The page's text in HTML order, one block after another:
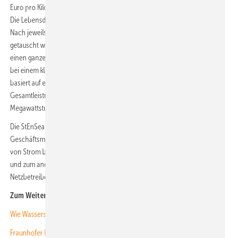
Euro pro Kilowatt Leistung und 158 Euro pro Kilowattstunde Kapazität.
Die Lebensdauer der Betonkugel liege bei 50 bis60 Jahren, hieß es.
Nach jeweils 20 Jahren müssten Pumpturbine und Generator
getauscht werden. Die Effizienz liegt laut Fraunhofer IEE bezogen auf
einen ganzen Speicherzyklus mit 75 bis 80 Prozent etwas niedriger als
bei einem klassischen Pumpspeicher-Kraftwerk. Diese Rechnung
basiert auf einem Speicherpark mit sechs Kugeln, einer
Gesamtleistung von 30 Megawatt und einer Kapazität von 120
Megawattstunden sowie 520 Speicherzyklen pro Jahr.
Die StEnSea-Kugelspeicher eigneten sich vor allem für zwei
Geschäftsmodelle: zum einen für Arbitrage-Geschäfts, also den Kauf
von Strom bei niedrigen und den Verkauf bei hohen Börsenpreisen –
und zum anderen für die Bereitstellung von Regelreserve, mit der
Netzbetreiber die Stromnetze stabilisieren. (kw)
Zum Weiterlesen:
Wie Wasserstoff das Energiepotenzial der Nordsee speicherbar macht
Fraunhofer ISE: Batterieforschung im neuen Kompetenzzentrum